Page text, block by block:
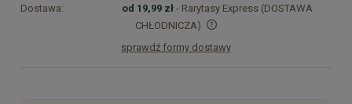
Dostawa: od 19,99 zł - Rarytasy Express (DOSTAWA
CHŁODNICZA)
Cena nie zawiera ewentualnych kosztów płatności
sprawdź formy dostawy